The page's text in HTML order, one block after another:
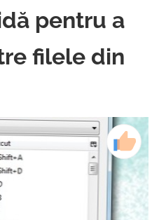
pentru a
filele din